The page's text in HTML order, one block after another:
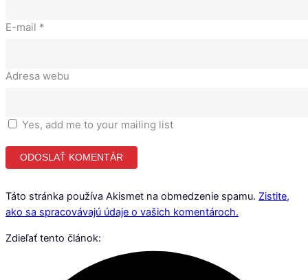
E-mail *
Adresa webu
Yes, add me to your mailing list
Táto stránka používa Akismet na obmedzenie spamu. Zistite,
ako sa spracovávajú údaje o vašich komentároch.
Zdieľať tento článok: